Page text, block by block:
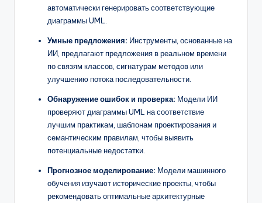
автоматически генерировать соответствующие
диаграммы UML.
Умные предложения: Инструменты, основанные на
ИИ, предлагают предложения в реальном времени
по связям классов, сигнатурам методов или
улучшению потока последовательности.
Обнаружение ошибок и проверка: Модели ИИ
проверяют диаграммы UML на соответствие
лучшим практикам, шаблонам проектирования и
семантическим правилам, чтобы выявить
потенциальные недостатки.
Прогнозное моделирование: Модели машинного
обучения изучают исторические проекты, чтобы
рекомендовать оптимальные архитектурные